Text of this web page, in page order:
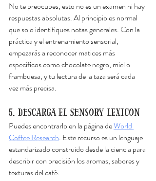
No te preocupes, esto no es un examen ni hay
respuestas absolutas. Al principio es normal
que solo identifiques notas generales. Con la
práctica y el entrenamiento sensorial,
empezarás a reconocer matices más
específicos como chocolate negro, miel o
frambuesa, y tu lectura de la taza será cada
vez más precisa.
5. Descarga el Sensory Lexicon
Puedes encontrarlo en la página de World
Coffee Research. Este recurso es un lenguaje
estandarizado construido desde la ciencia para
describir con precisión los aromas, sabores y
texturas del café.